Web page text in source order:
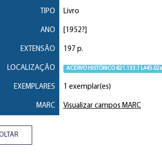
TIPO Livro
ANO [1952?]
EXTENSÃO 197 p.
LOCALIZAÇÃO ACERVO HISTÓRICO 821.133.1
EXEMPLARES 1 exemplar(es)
MARC Visualizar campos MARC